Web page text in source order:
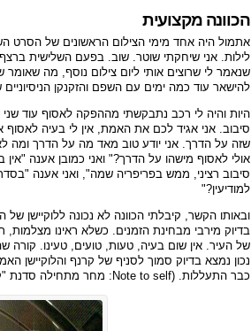
הכוונה מקצועית
אתמול היה אחד מימי הצילום הראשונים של הסרט
לילות. אני שיחקתי שוטר. שוב. בפעם השלישית
שנאמר לי שרוצים אותי ליום צילום נוסף, מה שאומר
להישאר עוד כמה ימים עם השפם והזקנקן
היות והיה לי רכב נתבקשתי מההפקה לאסוף עוד
סיבוב. אני אגיד לכם את האמת, אין לי בעיה
שזה על הדרך. אני יודע טוב מאד מה על הדרך ומה
אולי לאסוף מישהו על הדרך?" ואני כמובן אענה
סיבוב רציני, ממש בפריפריה שמה", ואני אענה
למודיעין?"
ובאותו הקשר, קיבלתי הכוונה לא נכונה ללוקיישן
בדיוק מירבי מבחינת הזמנים. כשלא ראינו מצלמות,
של העיר. אין שום בעיה, טעות, טועים, טעינו. קורה
נכון נמצא בדיוק סמוך לסניף של קרנף והלוקיישן
כבר התעללות. (Note to self: מחר מתחילה סדנת "קבלת דברים בפרופורציה", אסור לפספס)